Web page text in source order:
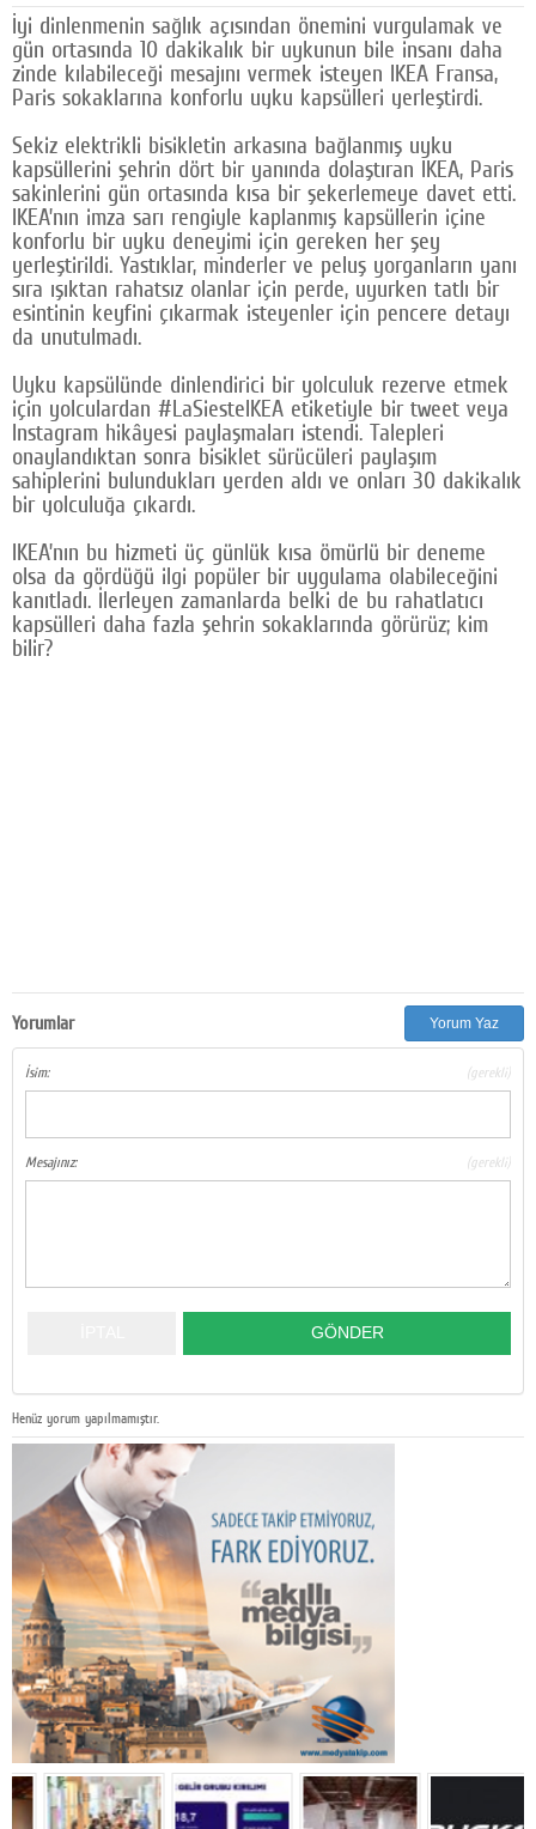
Yazarlar
Künye
SOSYAL MEDYA
Facebook
Twitter
Google Plus
© 2026 TÜM HAKLARI SAKLIDIR
İyi dinlenmenin sağlık açısından önemini vurgulamak ve
gün ortasında 10 dakikalık bir uykunun bile insanı daha
zinde kılabileceği mesajını vermek isteyen IKEA Fransa,
Paris sokaklarına konforlu uyku kapsülleri yerleştirdi.
Sekiz elektrikli bisikletin arkasına bağlanmış uyku
kapsüllerini şehrin dört bir yanında dolaştıran IKEA, Paris
sakinlerini gün ortasında kısa bir şekerlemeye davet etti.
IKEA’nın imza sarı rengiyle kaplanmış kapsüllerin içine
konforlu bir uyku deneyimi için gereken her şey
yerleştirildi. Yastıklar, minderler ve peluş yorganların yanı
sıra ışıktan rahatsız olanlar için perde, uyurken tatlı bir
esintinin keyfini çıkarmak isteyenler için pencere detayı
da unutulmadı.
Uyku kapsülünde dinlendirici bir yolculuk rezerve etmek
için yolculardan #LaSiesteIKEA etiketiyle bir tweet veya
Instagram hikâyesi paylaşmaları istendi. Talepleri
onaylandıktan sonra bisiklet sürücüleri paylaşım
sahiplerini bulundukları yerden aldı ve onları 30 dakikalık
bir yolculuğa çıkardı.
IKEA’nın bu hizmeti üç günlük kısa ömürlü bir deneme
olsa da gördüğü ilgi popüler bir uygulama olabileceğini
kanıtladı. İlerleyen zamanlarda belki de bu rahatlatıcı
kapsülleri daha fazla şehrin sokaklarında görürüz; kim
bilir?
Yorumlar Yorum Yaz
İsim: (gerekli)
Mesajınız: (gerekli)
Henüz yorum yapılmamıştır.